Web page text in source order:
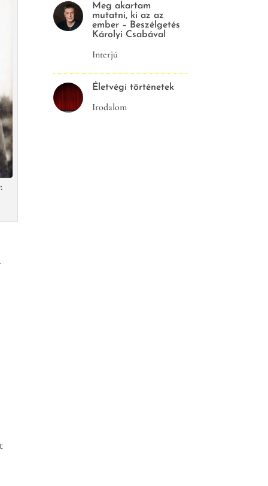
Meg akartam
mutatni, ki az az
ember – Beszélgetés
Károlyi Csabával
Interjú
Életvégi történetek
Irodalom